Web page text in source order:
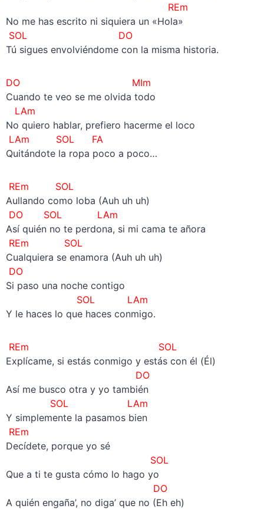
REm
No me has escrito ni siquiera un «Hola»
SOL DO
Tú sigues envolviéndome con la misma historia.
DO MIm
Cuando te veo se me olvida todo
LAm
No quiero hablar, prefiero hacerme el loco
LAm SOL FA
Quitándote la ropa poco a poco…
REm SOL
Aullando como loba (Auh uh uh)
DO SOL LAm
Así quién no te perdona, si mi cama te añora
REm SOL
Cualquiera se enamora (Auh uh uh)
DO
Si paso una noche contigo
SOL LAm
Y le haces lo que haces conmigo.
REm SOL
Explícame, si estás conmigo y estás con él (Él)
DO
Así me busco otra y yo también
SOL LAm
Y simplemente la pasamos bien
REm
Decídete, porque yo sé
SOL
Que a ti te gusta cómo lo hago yo
DO
A quién engaña’, no diga’ que no (Eh eh)